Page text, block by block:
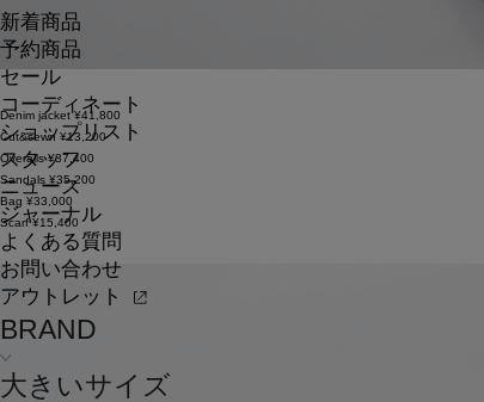
新着商品
予約商品
セール
コーディネート
ショップリスト
スタッフ
ニュース
ジャーナル
よくある質問
お問い合わせ
アウトレット
BRAND
大きいサイズ
Denim jacket ¥41,800
Cut&sewn ¥13,200
Overalls ¥37,400
Sandals ¥35,200
Bag ¥33,000
Scarf ¥15,400